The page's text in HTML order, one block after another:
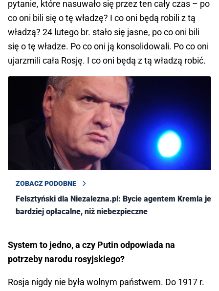
pytanie, które nasuwało się przez ten cały czas – po
co oni bili się o tę władzę? I co oni będą robili z tą
władzą? 24 lutego br. stało się jasne, po co oni bili
się o tę władze. Po co oni ją konsolidowali. Po co oni
ujarzmili cała Rosję. I co oni będą z tą władzą robić.
ZOBACZ PODOBNE
Felsztyński dla Niezalezna.pl: Bycie agentem Kremla jest
bardziej opłacalne, niż niebezpieczne
System to jedno, a czy Putin odpowiada na
potrzeby narodu rosyjskiego?
Rosja nigdy nie była wolnym państwem. Do 1917 r.